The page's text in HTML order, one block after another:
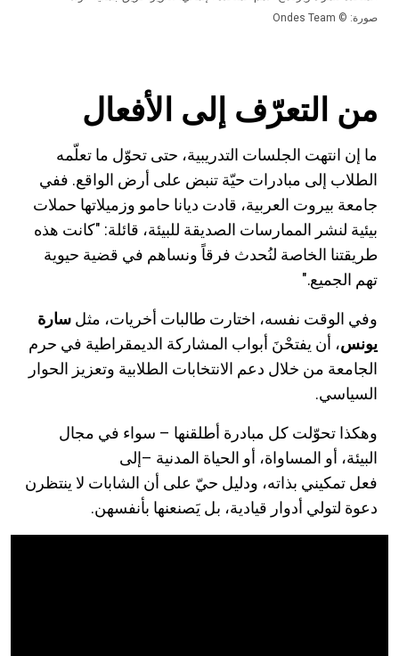
صورة: © Ondes Team
من التعرّف إلى الأفعال
ما إن انتهت الجلسات التدريبية، حتى تحوّل ما تعلّمه
الطلاب إلى مبادرات حيّة تنبض على أرض الواقع. ففي
جامعة بيروت العربية، قادت ديانا حامو وزميلاتها حملات
بيئية لنشر الممارسات الصديقة للبيئة، قائلة: "كانت هذه
طريقتنا الخاصة لنُحدث فرقاً ونساهم في قضية حيوية
تهم الجميع."
وفي الوقت نفسه، اختارت طالبات أخريات، مثل سارة
يونس، أن يفتحْنَ أبواب المشاركة الديمقراطية في حرم
الجامعة من خلال دعم الانتخابات الطلابية وتعزيز الحوار
السياسي.
وهكذا تحوّلت كل مبادرة أطلقنها – سواء في مجال
البيئة، أو المساواة، أو الحياة المدنية –إلى
فعل تمكيني بذاته، ودليل حيّ على أن الشابات لا ينتظرن
دعوة لتولي أدوار قيادية، بل يَصنعنها بأنفسهن.